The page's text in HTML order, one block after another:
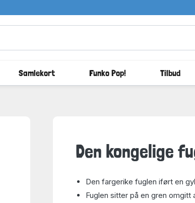
Samlekort Funko Pop! Tilbud
Den kongelige
Den fargerike fuglen iført en
Fuglen sitter på en gren